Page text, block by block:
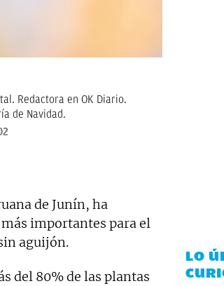
Redactora en OK Diario.
de Navidad.
de Junín, ha
más importantes para el
aguijón.
del 80% de las plantas
LO